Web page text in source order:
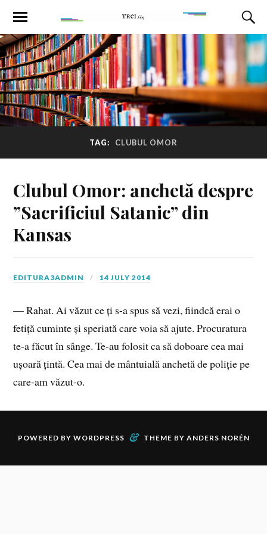
TAG: CLUBUL OMOR
Clubul Omor: anchetă despre
”Sacrificiul Satanic” din
Kansas
EDITURA3ADMIN 14 JULY 2014
— Rahat. Ai văzut ce ți s-a spus să vezi, fiindcă erai o
fetiță cuminte și speriată care voia să ajute. Procuratura
te-a făcut în sânge. Te-au folosit ca să doboare cea mai
ușoară țintă. Cea mai de mântuială anchetă de poliție pe
care-am văzut-o.
POWERED BY WORDPRESS & THEME BY ANDERS NORÉN